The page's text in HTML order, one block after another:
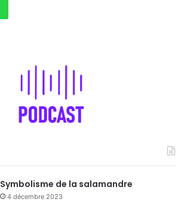
Symbolisme de la salamandre
4 décembre 2023